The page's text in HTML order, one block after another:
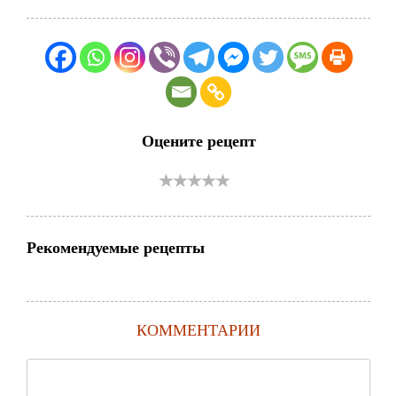
Оцените рецепт
Рекомендуемые рецепты
КОММЕНТАРИИ